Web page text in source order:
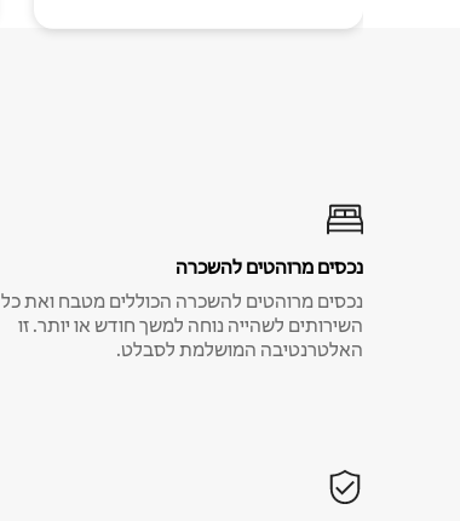
נכסים מרוהטים להשכרה
נכסים מרוהטים להשכרה הכוללים מטבח ואת כל
השירותים לשהייה נוחה למשך חודש או יותר. זו
האלטרנטיבה המושלמת לסבלט.